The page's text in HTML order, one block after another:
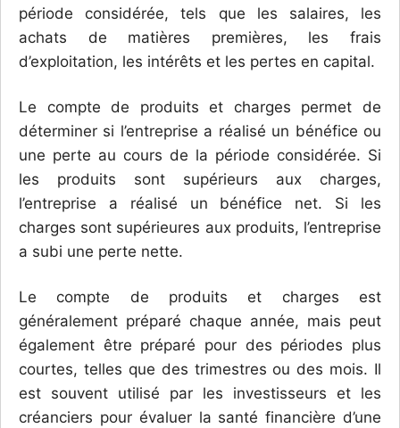
période considérée, tels que les salaires, les
achats de matières premières, les frais
d’exploitation, les intérêts et les pertes en capital.
Le compte de produits et charges permet de
déterminer si l’entreprise a réalisé un bénéfice ou
une perte au cours de la période considérée. Si
les produits sont supérieurs aux charges,
l’entreprise a réalisé un bénéfice net. Si les
charges sont supérieures aux produits, l’entreprise
a subi une perte nette.
Le compte de produits et charges est
généralement préparé chaque année, mais peut
également être préparé pour des périodes plus
courtes, telles que des trimestres ou des mois. Il
est souvent utilisé par les investisseurs et les
créanciers pour évaluer la santé financière d’une